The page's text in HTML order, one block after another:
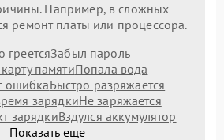
Например, в сложных
ремонт платы или процессора.
греетсяЗабыл пароль
памятиПопала вода
ошибкаБыстро разряжается
зарядкиНе заряжается
зарядкиВздулся аккумулятор
Показать еще